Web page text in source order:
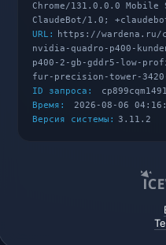
Chrome/131.0.0.0
ClaudeBot/1.0;
URL:
https://wardena.ru/
nvidia-quadro-p400-
p400-2-gb-gddr5-low-
fur-precision-tower-3420-
ID запроса:
cp899cqm1491
Время:
2026-08-06
Версия системы: 3.11.2